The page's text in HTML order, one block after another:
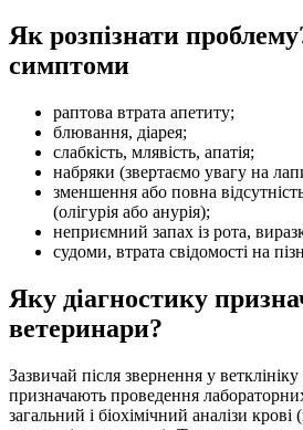
Як розпізнати
симптоми
раптова втрата апетиту;
блювання, діарея;
слабкість, млявість, апатія;
набряки (звертаємо увагу на
зменшення або повна
(олігурія або анурія);
неприємний запах із рота,
судоми, втрата свідомості на
Яку діагностику
ветеринари?
Зазвичай після звернення у
призначають проведення
загальний і біохімічний аналізи